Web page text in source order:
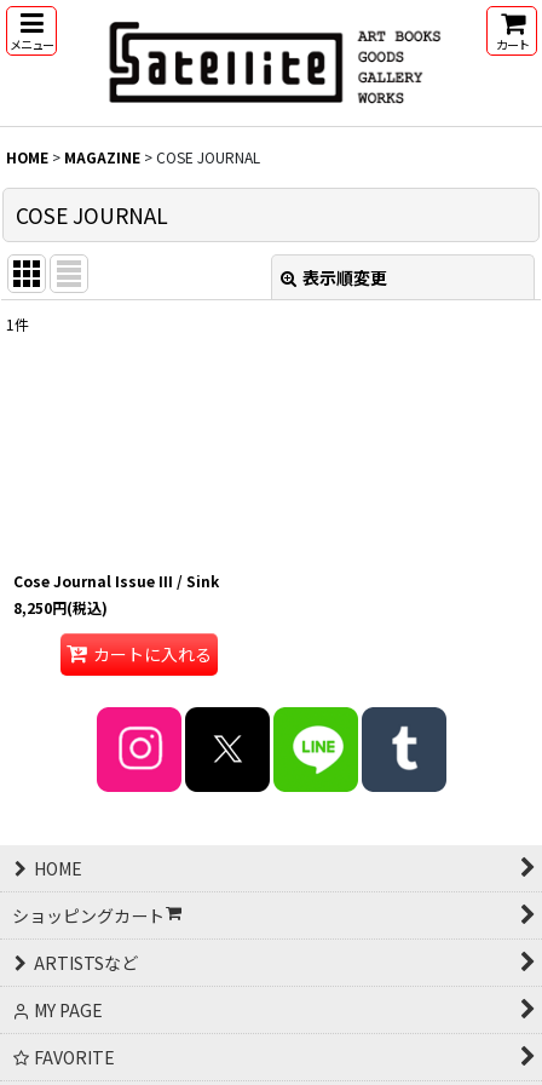
メニュー カート
HOME > MAGAZINE >COSE JOURNAL
COSE JOURNAL
表示順変更
1件
Cose Journal Issue III / Sink
8,250円(税込)
カートに入れる
HOME
ショッピングカート
ARTISTSなど
MY PAGE
FAVORITE